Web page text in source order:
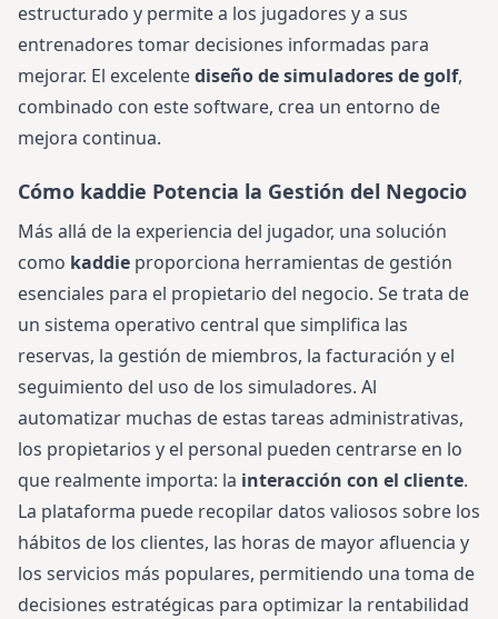
estructurado y permite a los jugadores y a sus
entrenadores tomar decisiones informadas para
mejorar. El excelentediseño de simuladores de golf,
combinado con este software, crea un entorno de
mejora continua.
Cómo kaddie Potencia la Gestión del Negocio
Más allá de la experiencia del jugador, una solución
como kaddie proporciona herramientas de gestión
esenciales para el propietario del negocio. Se trata de
un sistema operativo central que simplifica las
reservas, la gestión de miembros, la facturación y el
seguimiento del uso de los simuladores. Al
automatizar muchas de estas tareas administrativas,
los propietarios y el personal pueden centrarse en lo
que realmente importa: la interacción con el cliente.
La plataforma puede recopilar datos valiosos sobre los
hábitos de los clientes, las horas de mayor afluencia y
los servicios más populares, permitiendo una toma de
decisiones estratégicas para optimizar la rentabilidad